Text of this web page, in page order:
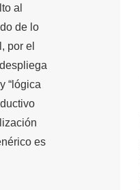
al
de lo
por el
“lógica
es